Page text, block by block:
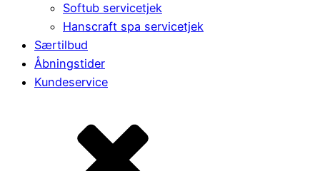
Softub servicetjek
Hanscraft spa servicetjek
Særtilbud
Åbningstider
Kundeservice